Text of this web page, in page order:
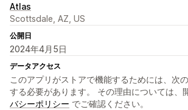
Atlas
Scottsdale, AZ, US
公開日
2024年4月5日
データアクセス
このアプリがストアで機能するためには、次
する必要があります。 その理由については、
バシーポリシー でご確認ください。